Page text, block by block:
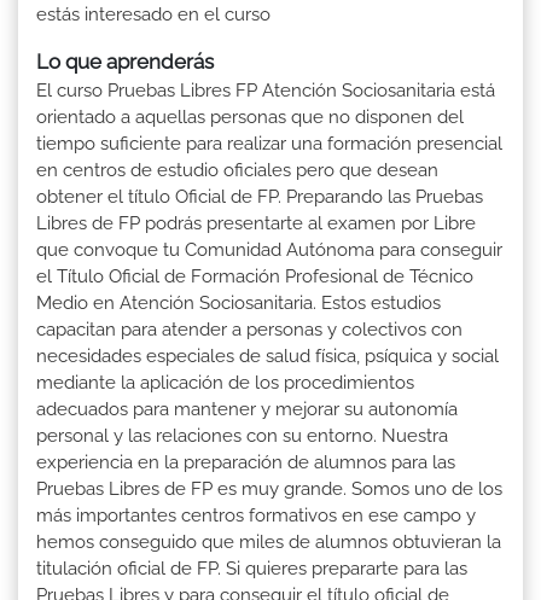
estás interesado en el curso
Lo que aprenderás
El curso Pruebas Libres FP Atención Sociosanitaria está
orientado a aquellas personas que no disponen del
tiempo suficiente para realizar una formación presencial
en centros de estudio oficiales pero que desean
obtener el título Oficial de FP. Preparando las Pruebas
Libres de FP podrás presentarte al examen por Libre
que convoque tu Comunidad Autónoma para conseguir
el Título Oficial de Formación Profesional de Técnico
Medio en Atención Sociosanitaria. Estos estudios
capacitan para atender a personas y colectivos con
necesidades especiales de salud física, psíquica y social
mediante la aplicación de los procedimientos
adecuados para mantener y mejorar su autonomía
personal y las relaciones con su entorno. Nuestra
experiencia en la preparación de alumnos para las
Pruebas Libres de FP es muy grande. Somos uno de los
más importantes centros formativos en ese campo y
hemos conseguido que miles de alumnos obtuvieran la
titulación oficial de FP. Si quieres prepararte para las
Pruebas Libres y para conseguir el título oficial de